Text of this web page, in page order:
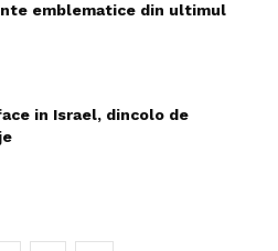
emblematice din ultimul
in Israel, dincolo de